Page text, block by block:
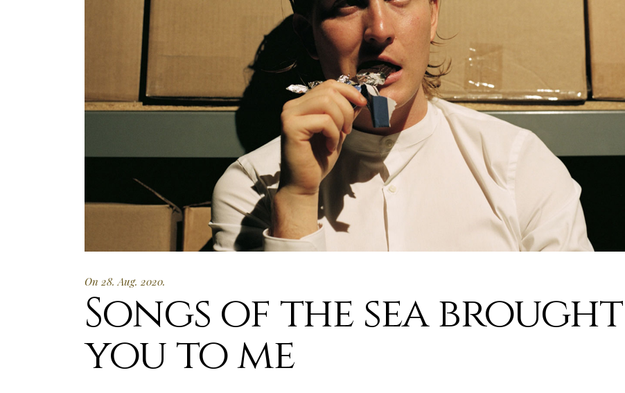
On 28. Aug. 2020.
Songs of the sea brought
you to me